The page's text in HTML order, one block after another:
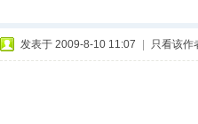
发表于 2009-8-10 11:07 只看该作